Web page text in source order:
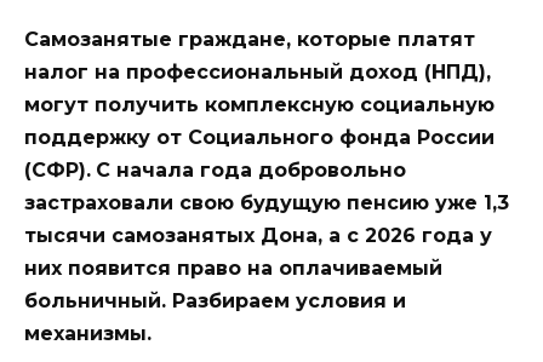
Самозанятые граждане, которые платят
налог на профессиональный доход (НПД),
могут получить комплексную социальную
поддержку от Социального фонда России
(СФР). С начала года добровольно
застраховали свою будущую пенсию уже 1,3
тысячи самозанятых Дона, а с 2026 года у
них появится право на оплачиваемый
больничный. Разбираем условия и
механизмы.